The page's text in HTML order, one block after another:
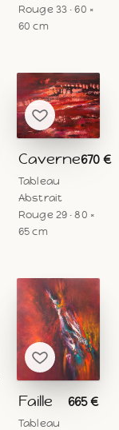
Rouge 33 · 60 ×
60 cm
Caverne670 €
Tableau
Abstrait
Rouge 29 · 80 ×
65 cm
Faille 665 €
Tableau